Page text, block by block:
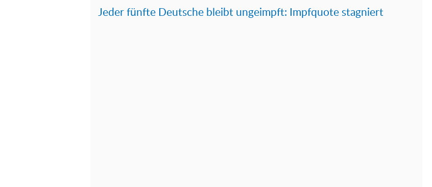
Jeder fünfte Deutsche bleibt ungeimpft: Impfquote stagniert